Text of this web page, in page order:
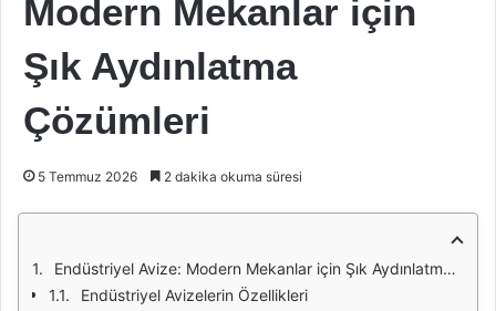
Modern Mekanlar için
Şık Aydınlatma
Çözümleri
5 Temmuz 2026 2 dakika okuma süresi
Endüstriyel Avize: Modern Mekanlar için Şık Aydınlatma Çözümleri
Endüstriyel Avizelerin Özellikleri